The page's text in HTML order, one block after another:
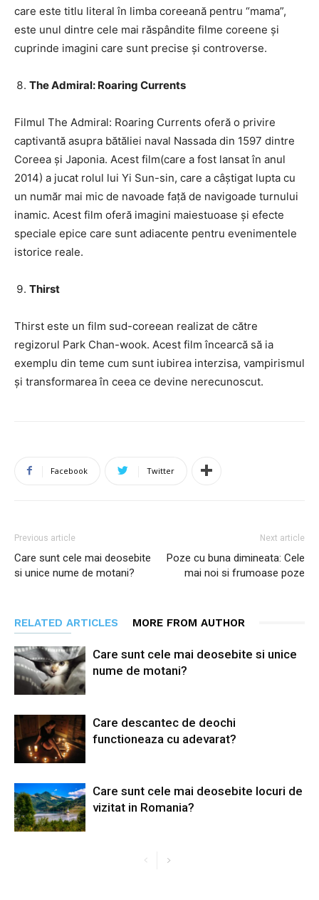
care este titlu literal în limba coreeană pentru “mama”,
este unul dintre cele mai răspândite filme coreene și
cuprinde imagini care sunt precise și controverse.
The Admiral: Roaring Currents
Filmul The Admiral: Roaring Currents oferă o privire
captivantă asupra bătăliei naval Nassada din 1597 dintre
Coreea și Japonia. Acest film(care a fost lansat în anul
2014) a jucat rolul lui Yi Sun-sin, care a câștigat lupta cu
un număr mai mic de navoade față de navigoade turnului
inamic. Acest film oferă imagini maiestuoase și efecte
speciale epice care sunt adiacente pentru evenimentele
istorice reale.
Thirst
Thirst este un film sud-coreean realizat de către
regizorul Park Chan-wook. Acest film încearcă să ia
exemplu din teme cum sunt iubirea interzisa, vampirismul
și transformarea în ceea ce devine nerecunoscut.
Facebook Twitter
Previous article
Care sunt cele mai deosebite
si unice nume de motani?
Next article
Poze cu buna dimineata: Cele
mai noi si frumoase poze
RELATED ARTICLES MORE FROM AUTHOR
Care sunt cele mai deosebite si unice
nume de motani?
Care descantec de deochi
functioneaza cu adevarat?
Care sunt cele mai deosebite locuri de
vizitat in Romania?